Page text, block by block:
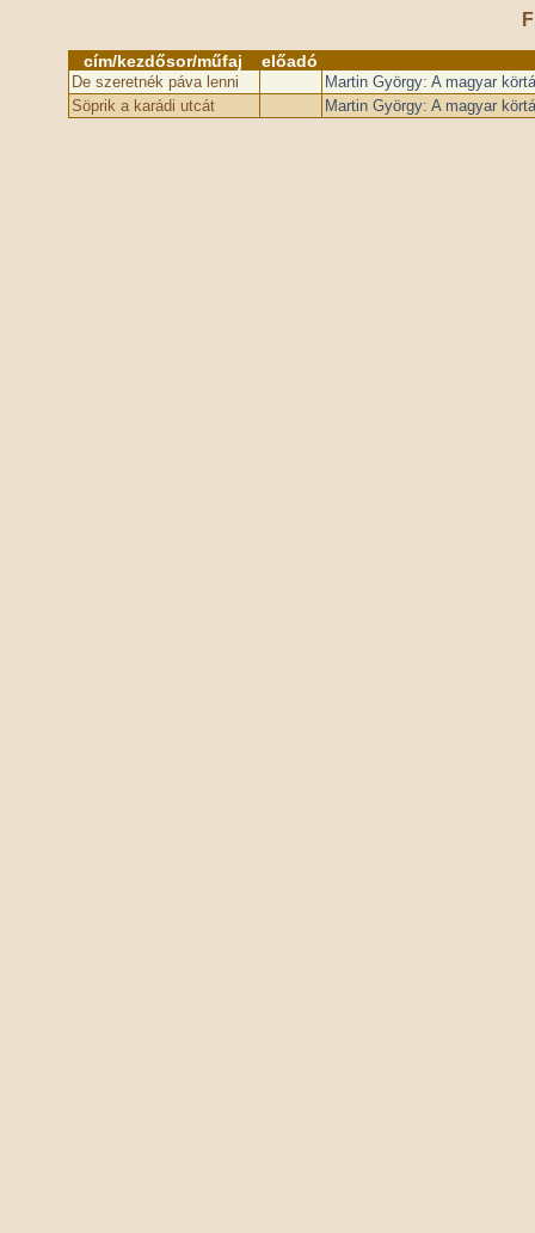
cím/kezdősor/műfaj előadó
De szeretnék páva lenni
Martin György: A magyar
Söprik a karádi utcát
Martin György: A magyar